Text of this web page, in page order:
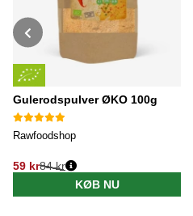
Gulerodspulver ØKO 100g
Rawfoodshop
59 kr
Normalpris:
84 kr
KØB NU